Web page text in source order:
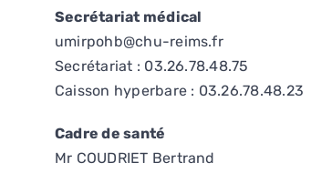
Secrétariat médical
umirpohb@chu-reims.fr
Secrétariat : 03.26.78.48.75
Caisson hyperbare : 03.26.78.48.23
Cadre de santé
Mr COUDRIET Bertrand